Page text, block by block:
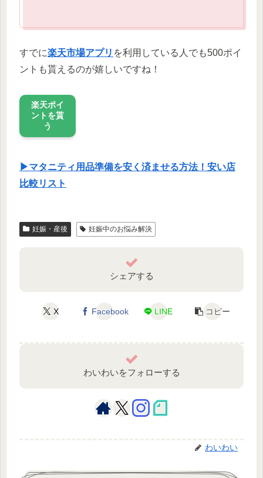
すでに楽天市場アプリ を利用している人でも500ポイ
ントも貰えるのが嬉しいですね！
楽天ポイ
ントを貰
う
▶マタニティ用品準備を安く済ませる方法！安い店
比較リスト
妊娠・産後 妊娠中のお悩み解決
シェアする
X Facebook LINE コピー
わいわいをフォローする
わいわい